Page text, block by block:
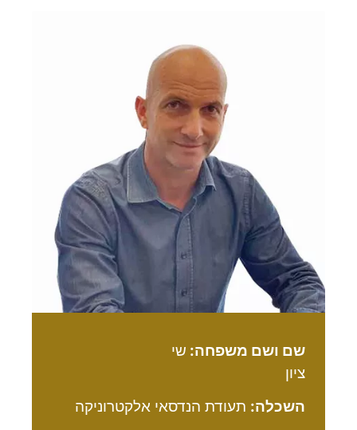
שם ושם משפחה: שי
ציון
השכלה: תעודת הנדסאי אלקטרוניקה